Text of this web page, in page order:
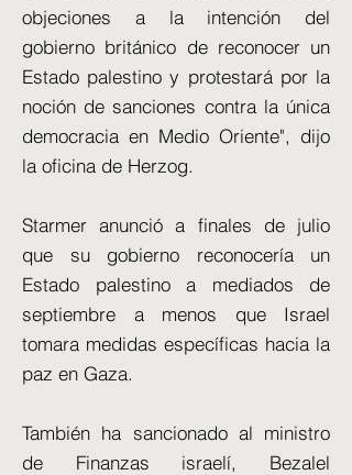
objeciones a la intención del
gobierno británico de reconocer un
Estado palestino y protestará por la
noción de sanciones contra la única
democracia en Medio Oriente", dijo
la oficina de Herzog.
Starmer anunció a finales de julio
que su gobierno reconocería un
Estado palestino a mediados de
septiembre a menos que Israel
tomara medidas específicas hacia la
paz en Gaza.
También ha sancionado al ministro
de Finanzas israelí, Bezalel